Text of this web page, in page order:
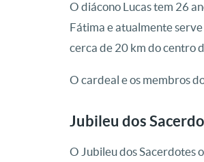
O diácono Lucas tem 26
Fátima e atualmente
cerca de 20 km do centro
O cardeal e os membros
Jubileu dos
O Jubileu dos Sacerdotes